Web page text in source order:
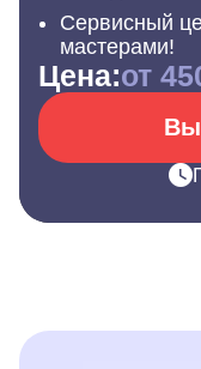
Сервисный
мастерами!
Цена:от